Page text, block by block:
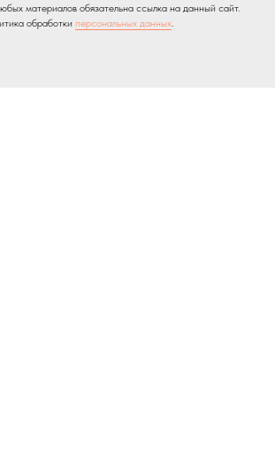
материалов обязательна ссылка на данный сайт.
обработки персональных данных.